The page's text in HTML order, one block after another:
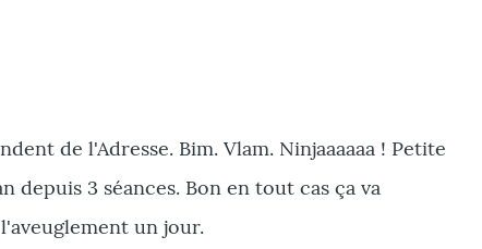
de l'Adresse. Bim. Vlam. Ninjaaaaaa ! Petite
depuis 3 séances. Bon en tout cas ça va
un jour.